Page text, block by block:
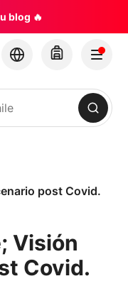
blog 🔥
post Covid.
Visión
Covid.